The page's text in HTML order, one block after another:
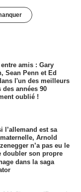
amis : Gary
Sean Penn et Ed
l'un des meilleurs
années 90
oublié !
l’allemand est sa
Arnold
n’a pas eu le
doubler son propre
dans la saga